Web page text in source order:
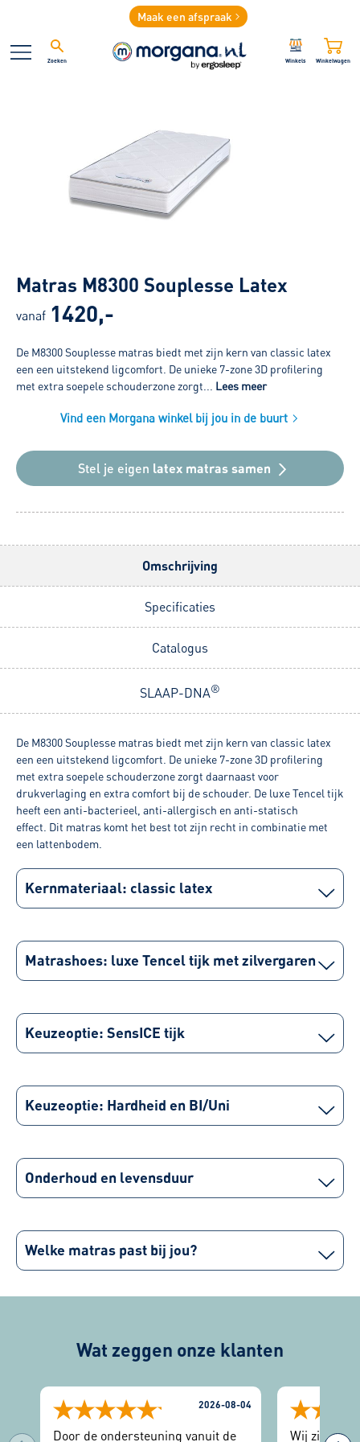
Maak een afspraak
Zoeken Winkels Winkelwagen
Matras M8300 Souplesse Latex
vanaf 1420,-
De M8300 Souplesse matras biedt met zijn kern van classic latex
een een uitstekend ligcomfort. De unieke 7-zone 3D profilering
met extra soepele schouderzone zorgt... Lees meer
Vind een Morgana winkel bij jou in de buurt
Stel je eigen latex matras samen
Omschrijving
Specificaties
Catalogus
SLAAP-DNA®
De M8300 Souplesse matras biedt met zijn kern van classic latex
een een uitstekend ligcomfort. De unieke 7-zone 3D profilering
met extra soepele schouderzone zorgt daarnaast voor
drukverlaging en extra comfort bij de schouder. De luxe Tencel tijk
heeft een anti-bacterieel, anti-allergisch en anti-statisch
effect. Dit matras komt het best tot zijn recht in combinatie met
een lattenbodem.
Kernmateriaal: classic latex
Matrashoes: luxe Tencel tijk met zilvergaren
Keuzeoptie: SensICE tijk
Keuzeoptie: Hardheid en BI/Uni
Onderhoud en levensduur
Welke matras past bij jou?
Wat zeggen onze klanten
2026-08-04
Door de ondersteuning vanuit de Wij zijn